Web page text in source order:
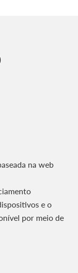
na web
e o
por meio de